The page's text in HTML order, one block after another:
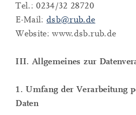
Tel.: 0234/32 28720
E-Mail:dsb@rub.de
Website: www.dsb.rub.de
III. Allgemeines zur
1. Umfang der Verarbeitung
Daten